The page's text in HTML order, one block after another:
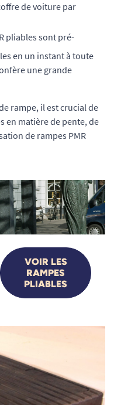
de voiture par
pliables sont pré-
en un instant à toute
une grande
rampe, il est crucial de
en matière de pente, de
de rampes PMR
VOIR LES
RAMPES
PLIABLES